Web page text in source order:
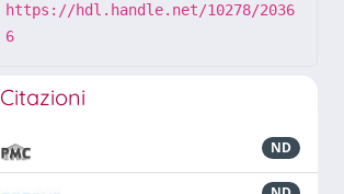
https://hdl.handle.net/10278/2036
6
Citazioni
ND